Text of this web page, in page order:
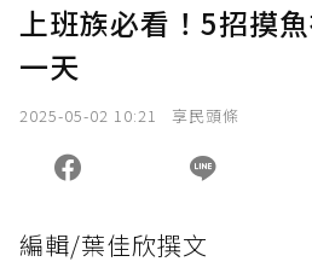
上班族必看！5招摸
一天
2025-05-02 10:21 享民頭條
編輯/葉佳欣撰文